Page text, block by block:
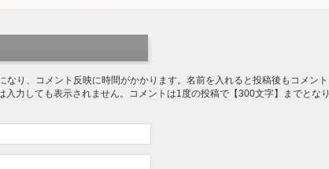
なり、コメント反映に時間がかかります。名前を入れると投稿後もコメント
入力しても表示されません。コメントは1度の投稿で【300文字】までとなり